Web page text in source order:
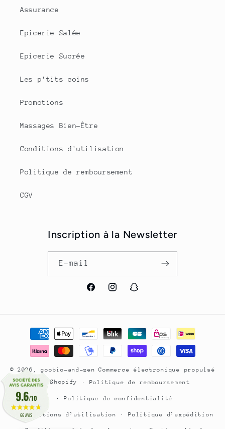
Assurance
Epicerie Salée
Epicerie Sucrée
Les p'tits coins
Promotions
Massages Bien-Être
Conditions d'utilisation
Politique de remboursement
CGV
Inscription à la Newsletter
E-mail
FacebookInstagramSnapchat
Moyens
paiement
© 2026,goobio-and-zen
Commerce électronique propulsé
par Shopify
Politique de remboursement
Politique de confidentialité
Conditions d’utilisation Politique d’expédition
9.6/10
66 AVIS